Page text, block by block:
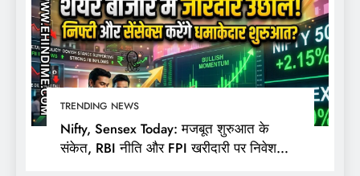
TRENDING NEWS
Nifty, Sensex Today: मजबूत शुरुआत के
संकेत, RBI नीति और FPI खरीदारी पर निवेशकों